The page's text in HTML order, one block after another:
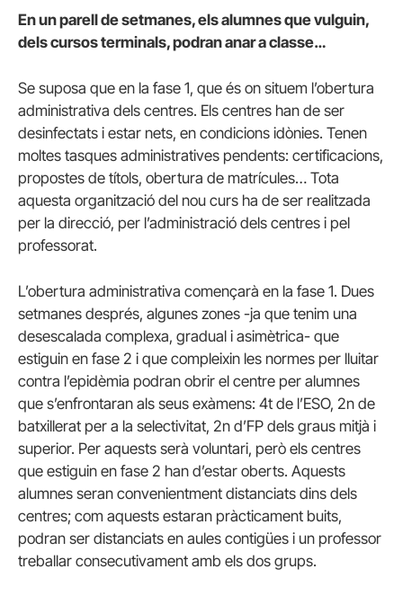
En un parell de setmanes, els alumnes que vulguin,
dels cursos terminals, podran anar a classe…
Se suposa que en la fase 1, que és on situem l’obertura
administrativa dels centres. Els centres han de ser
desinfectats i estar nets, en condicions idònies. Tenen
moltes tasques administratives pendents: certificacions,
propostes de títols, obertura de matrícules… Tota
aquesta organització del nou curs ha de ser realitzada
per la direcció, per l’administració dels centres i pel
professorat.
L’obertura administrativa començarà en la fase 1. Dues
setmanes després, algunes zones -ja que tenim una
desescalada complexa, gradual i asimètrica- que
estiguin en fase 2 i que compleixin les normes per lluitar
contra l’epidèmia podran obrir el centre per alumnes
que s’enfrontaran als seus exàmens: 4t de l’ESO, 2n de
batxillerat per a la selectivitat, 2n d’FP dels graus mitjà i
superior. Per aquests serà voluntari, però els centres
que estiguin en fase 2 han d’estar oberts. Aquests
alumnes seran convenientment distanciats dins dels
centres; com aquests estaran pràcticament buits,
podran ser distanciats en aules contigües i un professor
treballar consecutivament amb els dos grups.